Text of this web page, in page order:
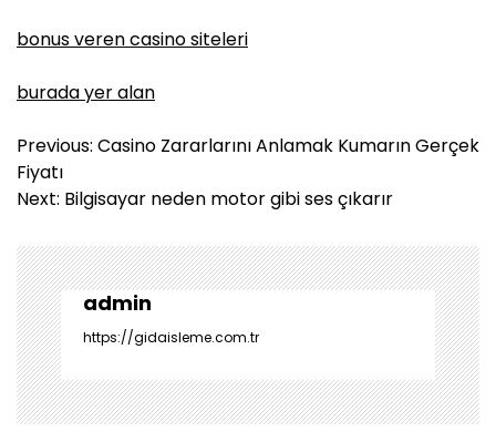
bonus veren casino siteleri
burada yer alan
Y
a
z
g
e
z
i
n
m
e
Previous: Casino Zararlarını Anlamak Kumarın Gerçek
Fiyatı
Next: Bilgisayar neden motor gibi ses çıkarır
admin
https://gidaisleme.com.tr